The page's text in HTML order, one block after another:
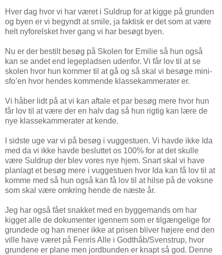
Hver dag hvor vi har været i Suldrup for at kigge på grunden
og byen er vi begyndt at smile, ja faktisk er det som at være
helt nyforelsket hver gang vi har besøgt byen.
Nu er der bestilt besøg på Skolen for Emilie så hun også
kan se andet end legepladsen udenfor. Vi får lov til at se
skolen hvor hun kommer til at gå og så skal vi besøge mini-
sfo’en hvor hendes kommende klassekammerater er.
Vi håber lidt på at vi kan aftale et par besøg mere hvor hun
får lov til at være der en halv dag så hun rigtig kan lære de
nye klassekammerater at kende.
I sidste uge var vi på besøg i vuggestuen. Vi havde ikke Ida
med da vi ikke havde besluttet os 100% for at det skulle
være Suldrup der blev vores nye hjem. Snart skal vi have
planlagt et besøg mere i vuggestuen hvor Ida kan få lov til at
komme med så hun også kan få lov til at hilse på de voksne
som skal være omkring hende de næste år.
Jeg har også fået snakket med en byggemands om har
kigget alle de dokumenter igennem som er tilgængelige for
grundede og han mener ikke at prisen bliver højere end den
ville have været på Fenris Alle i Godthåb/Svenstrup, hvor
grundene er plane men jordbunden er knapt så god. Denne